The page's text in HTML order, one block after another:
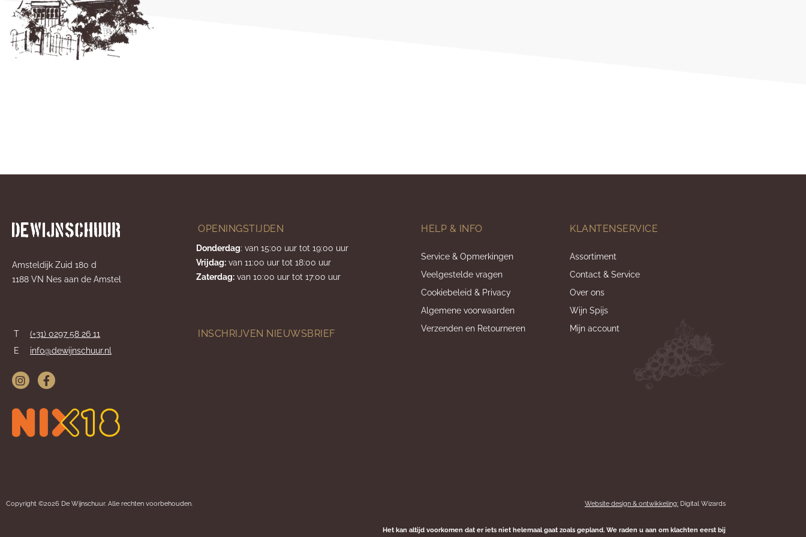
Amsteldijk Zuid 180 d
1188 VN Nes aan de Amstel
T
(+31) 0297 58 26 11
E
info@dewijnschuur.nl
OPENINGSTIJDEN
Donderdag: van 15:00 uur tot 19:00 uur
Vrijdag: van 11:00 uur tot 18:00 uur
Zaterdag: van 10:00 uur tot 17:00 uur
INSCHRIJVEN NIEUWSBRIEF
HELP & INFO
Service & Opmerkingen
Veelgestelde vragen
Cookiebeleid & Privacy
Algemene voorwaarden
Verzenden en Retourneren
KLANTENSERVICE
Assortiment
Contact & Service
Over ons
Wijn Spijs
Mijn account
Copyright ©2026 De Wijnschuur. Alle rechten voorbehouden. Website design & ontwikkeling: Digital Wizards
Het kan altijd voorkomen dat er iets niet helemaal gaat zoals gepland. We raden u aan om klachten eerst bij